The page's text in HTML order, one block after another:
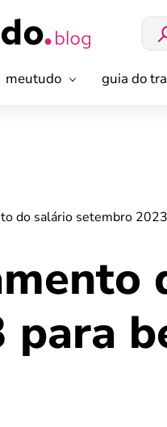
meutudo guia do
do salário setembro
para